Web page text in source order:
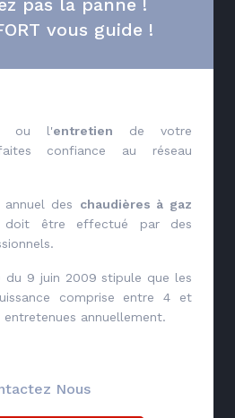
pas la panne !
vous guide !
ou l'entretien de votre
confiance au réseau
des chaudières à gaz
être effectué par des
9 juin 2009 stipule que les
comprise entre 4 et
annuellement.
Nous